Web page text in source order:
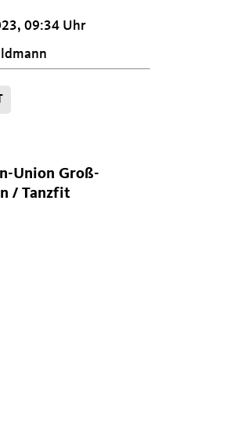
09:34 Uhr
Union Groß-
/ Tanzfit